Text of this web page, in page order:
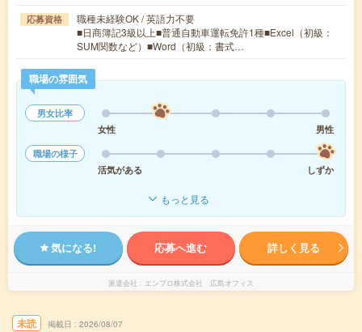
応募資格
職種未経験OK / 英語力不要
■日商簿記3級以上■普通自動車運転免許1種■Excel（初級：
SUM関数など）■Word（初級：書式…
職場の雰囲気
男女比率
女性
男性
職場の様子
活気がある
しずか
もっと見る
気になる! 応募へ進む 詳しく見る
派遣会社 エンプロ株式会社 広島オフィス
未読 掲載日 2026/08/07